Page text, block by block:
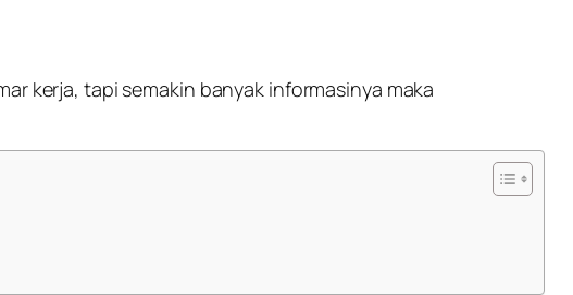
kerja, tapi semakin banyak informasinya maka